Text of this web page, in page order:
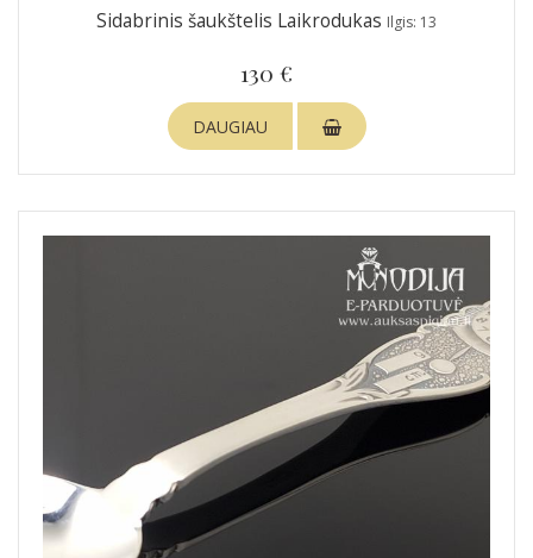
Sidabrinis šaukštelis Laikrodukas Ilgis: 13
130 €
DAUGIAU